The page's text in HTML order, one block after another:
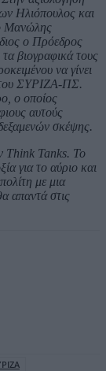
Ηλιόπουλος και
Μανώλης
ο Πρόεδρος
βιογραφικά τους
να γίνει
του ΣΥΡΙΖΑ-ΠΣ.
ο οποίος
αυτούς
σκέψης.
Think Tanks. Το
για το αύριο και
με μια
απαντά στις